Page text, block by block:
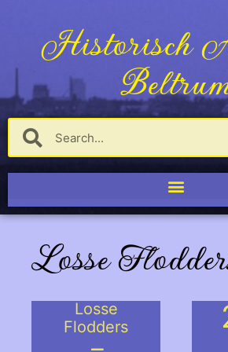
Historisch
Losse
Losse
Flodders